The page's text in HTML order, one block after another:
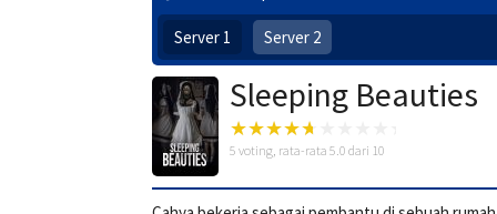
Server 1 Server 2
Sleeping Beauties
5 voting, rata-rata 5.0 dari 10